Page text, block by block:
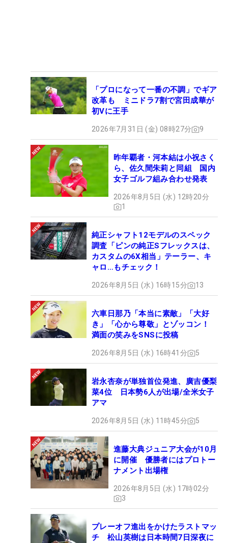
「プロになって一番の不調」でギア
改革も ミニドラ7割で宮田成華が
初Vに王手
2026年7月31日 (金) 08時27分 9
昨年覇者・河本結は小祝さく
ら、佐久間朱莉と同組 国内
女子ゴルフ組み合わせ発表
2026年8月5日 (水) 12時20分
1
純正シャフト12モデルのスペック
調査「ピンの純正Sフレックスは、
カスタムの6X相当」テーラー、キ
ャロ…もチェック！
2026年8月5日 (水) 16時15分 13
六車日那乃「本当に素敵」「大好
き」「心から尊敬」とゾッコン！
満面の笑みをSNSに投稿
2026年8月5日 (水) 16時41分 5
岩永杏奈が単独首位発進、廣吉優梨
菜4位 日本勢6人が出場/全米女子
アマ
2026年8月5日 (水) 11時45分 5
進藤大典ジュニア大会が10月
に開催 優勝者にはプロトー
ナメント出場権
2026年8月5日 (水) 17時02分
3
プレーオフ進出をかけたラストマッ
チ 松山英樹は日本時間7日深夜に